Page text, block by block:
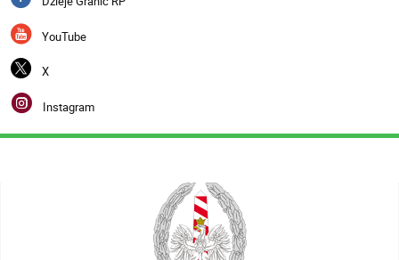
YouTube
X
Instagram